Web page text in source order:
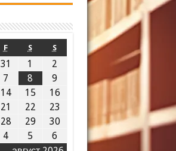
F S S
31 1
2
7 8
9
14 15
16
21 22
23
28 29
30
4 5 6